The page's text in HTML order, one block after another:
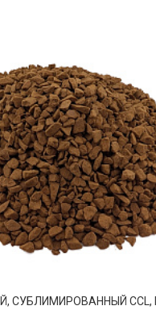
СУБЛИМИРОВАННЫЙ